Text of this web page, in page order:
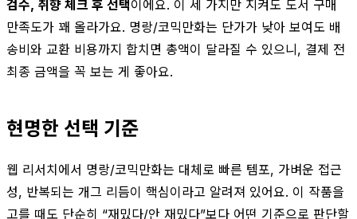
검수, 취향 체크 후 선택이에요. 이 세 가지만 지켜도 도서 구매
만족도가 꽤 올라가요. 명랑/코믹만화는 단가가 낮아 보여도 배
송비와 교환 비용까지 합치면 총액이 달라질 수 있으니, 결제 전
최종 금액을 꼭 보는 게 좋아요.
현명한 선택 기준
웹 리서치에서 명랑/코믹만화는 대체로 빠른 템포, 가벼운 접근
성, 반복되는 개그 리듬이 핵심이라고 알려져 있어요. 이 작품을
고를 때도 단순히 “재밌다/안 재밌다”보다 어떤 기준으로 판단할